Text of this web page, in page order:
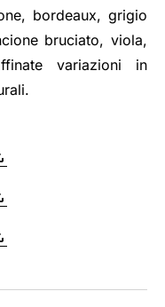
bordeaux, grigio
bruciato, viola,
variazioni in